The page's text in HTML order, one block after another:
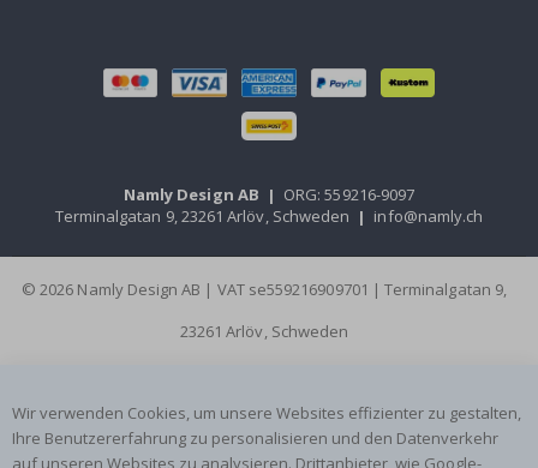
Namly Design AB | ORG: 559216-9097
Terminalgatan 9, 23261 Arlöv, Schweden | info@namly.ch
© 2026 Namly Design AB | VAT se559216909701 | Terminalgatan 9,
23261 Arlöv, Schweden
Wir verwenden Cookies, um unsere Websites effizienter zu gestalten,
Ihre Benutzererfahrung zu personalisieren und den Datenverkehr
auf unseren Websites zu analysieren. Drittanbieter, wie Google-